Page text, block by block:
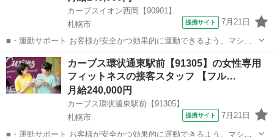
カーブスイオン西岡【90901】
札幌市
提携サイト 7月21日
■・運動サポート お客様が安全かつ効果的に運動できるよう、マシン
の使い方をアドバイスします。運動が初めての方や苦手な方がほとん
どなので、難しい指導はありません。「今日はこの動きを意識しまし
ょう！」といったお声がけをしながら、...
北海道 札幌市 その他
カーブス環状通東駅前【91305】の女性専用
フィットネスの接客スタッフ 【フル…
月給240,000円
カーブス環状通東駅前【91305】
札幌市
提携サイト 7月21日
■・運動サポート お客様が安全かつ効果的に運動できるよう、マシン